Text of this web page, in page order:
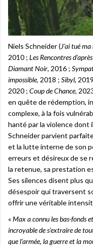
Niels Schneider (J’ai tué
2010 ; Les Rencontres
Diamant Noir, 2016 ;
impossible, 2018 ; Sibyl,
2020 ; Coup de Chance,
en quête de rédemption,
complexe, à la fois
hanté par la violence dont
Schneider parvient
et la lutte interne de son
erreurs et désireux de se
la retenue, sa prestation
Ses silences disent plus
désespoir qui traversent
offrir une véritable
«Max a connu les bas-fonds
incroyable de s’extraire de
que l’armée, la guerre et la